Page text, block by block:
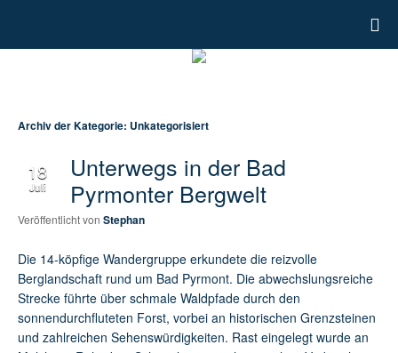
Archiv der Kategorie: Unkategorisiert
18
Juli
Unterwegs in der Bad
Pyrmonter Bergwelt
Veröffentlicht von Stephan
Die 14-köpfige Wandergruppe erkundete die reizvolle
Berglandschaft rund um Bad Pyrmont. Die abwechslungsreiche
Strecke führte über schmale Waldpfade durch den
sonnendurchfluteten Forst, vorbei an historischen Grenzsteinen
und zahlreichen Sehenswürdigkeiten. Rast eingelegt wurde an